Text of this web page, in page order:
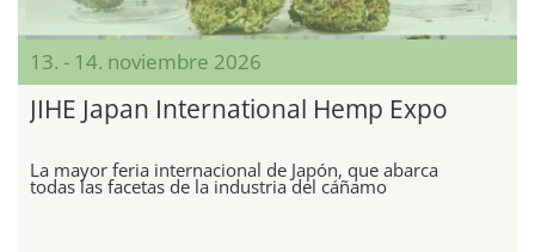
13. - 14. noviembre 2026
JIHE Japan International Hemp Expo
La mayor feria internacional de Japón, que abarca
todas las facetas de la industria del cáñamo